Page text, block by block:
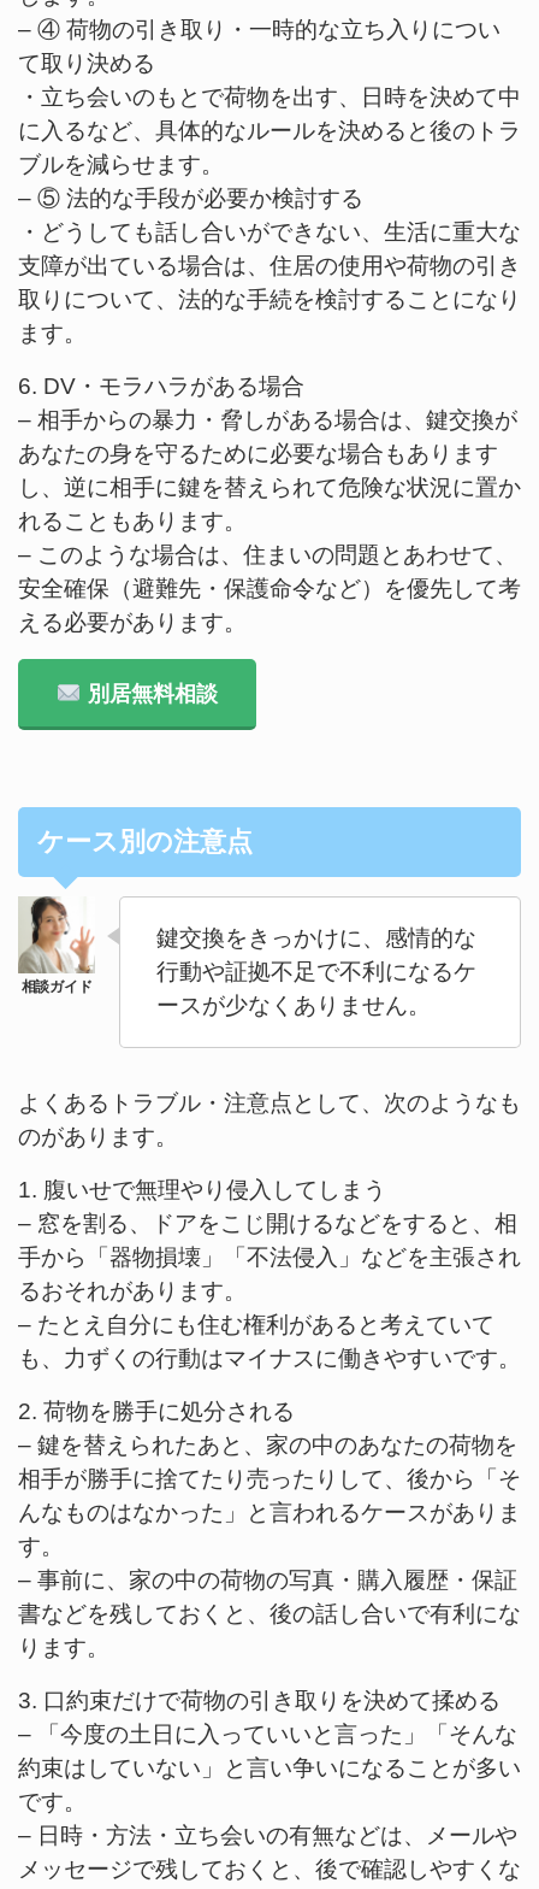
– ④ 荷物の引き取り・一時的な立ち入りについ
て取り決める
・立ち会いのもとで荷物を出す、日時を決めて中
に入るなど、具体的なルールを決めると後のトラ
ブルを減らせます。
– ⑤ 法的な手段が必要か検討する
・どうしても話し合いができない、生活に重大な
支障が出ている場合は、住居の使用や荷物の引き
取りについて、法的な手続を検討することになり
ます。
6. DV・モラハラがある場合
– 相手からの暴力・脅しがある場合は、鍵交換が
あなたの身を守るために必要な場合もあります
し、逆に相手に鍵を替えられて危険な状況に置か
れることもあります。
– このような場合は、住まいの問題とあわせて、
安全確保（避難先・保護命令など）を優先して考
える必要があります。
別居無料相談
ケース別の注意点
鍵交換をきっかけに、感情的な
行動や証拠不足で不利になるケ
ースが少なくありません。
よくあるトラブル・注意点として、次のようなも
のがあります。
1. 腹いせで無理やり侵入してしまう
– 窓を割る、ドアをこじ開けるなどをすると、相
手から「器物損壊」「不法侵入」などを主張され
るおそれがあります。
– たとえ自分にも住む権利があると考えていて
も、力ずくの行動はマイナスに働きやすいです。
2. 荷物を勝手に処分される
– 鍵を替えられたあと、家の中のあなたの荷物を
相手が勝手に捨てたり売ったりして、後から「そ
んなものはなかった」と言われるケースがありま
す。
– 事前に、家の中の荷物の写真・購入履歴・保証
書などを残しておくと、後の話し合いで有利にな
ります。
3. 口約束だけで荷物の引き取りを決めて揉める
– 「今度の土日に入っていいと言った」「そんな
約束はしていない」と言い争いになることが多い
です。
– 日時・方法・立ち会いの有無などは、メールや
メッセージで残しておくと、後で確認しやすくな